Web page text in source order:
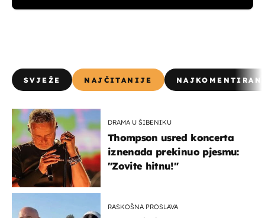
SVJEŽE NAJČITANIJE
DRAMA U ŠIBENIKU
Thompson usred koncerta
iznenada prekinuo pjesmu:
"Zovite hitnu!"
RASKOŠNA PROSLAVA